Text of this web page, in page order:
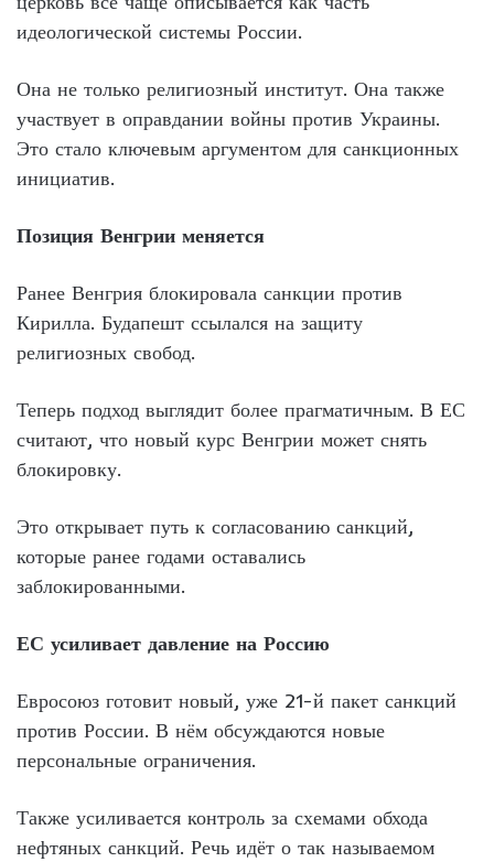
идеологической системы России.
Она не только религиозный институт. Она также
участвует в оправдании войны против Украины.
Это стало ключевым аргументом для санкционных
инициатив.
Позиция Венгрии меняется
Ранее Венгрия блокировала санкции против
Кирилла. Будапешт ссылался на защиту
религиозных свобод.
Теперь подход выглядит более прагматичным. В ЕС
считают, что новый курс Венгрии может снять
блокировку.
Это открывает путь к согласованию санкций,
которые ранее годами оставались
заблокированными.
ЕС усиливает давление на Россию
Евросоюз готовит новый, уже 21-й пакет санкций
против России. В нём обсуждаются новые
персональные ограничения.
Также усиливается контроль за схемами обхода
нефтяных санкций. Речь идёт о так называемом